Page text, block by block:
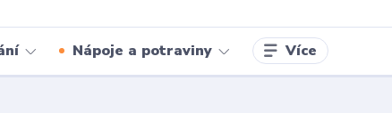
Nápoje a potraviny Více